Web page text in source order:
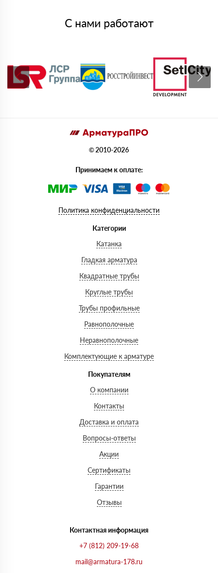
С нами работают
© 2010-2026
Принимаем к оплате:
Политика конфиденциальности
Категории
Катанка
Гладкая арматура
Квадратные трубы
Круглые трубы
Трубы профильные
Равнополочные
Неравнополочные
Комплектующие к арматуре
Покупателям
О компании
Контакты
Доставка и оплата
Вопросы-ответы
Акции
Сертификаты
Гарантии
Отзывы
Контактная информация
+7 (812) 209-19-68
mail@armatura-178.ru